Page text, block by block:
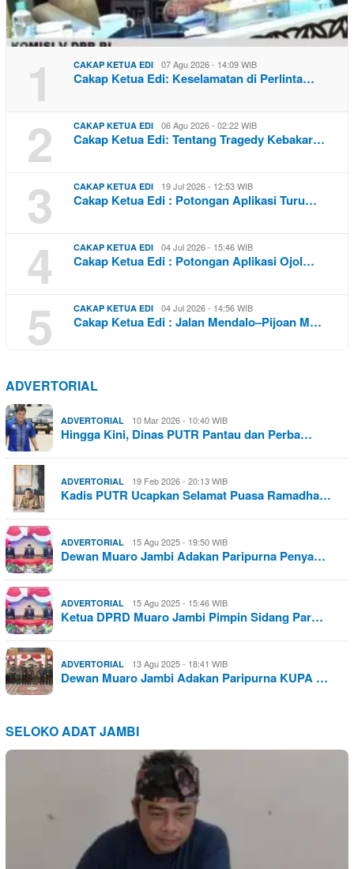
1 CAKAP KETUA EDI 07 Agu 2026 - 14:09 WIB
Cakap Ketua Edi: Keselamatan di Perlinta…
2 CAKAP KETUA EDI 06 Agu 2026 - 02:22 WIB
Cakap Ketua Edi: Tentang Tragedy Kebakar…
3 CAKAP KETUA EDI 19 Jul 2026 - 12:53 WIB
Cakap Ketua Edi : Potongan Aplikasi Turu…
4 CAKAP KETUA EDI 04 Jul 2026 - 15:46 WIB
Cakap Ketua Edi : Potongan Aplikasi Ojol…
5 CAKAP KETUA EDI 04 Jul 2026 - 14:56 WIB
Cakap Ketua Edi : Jalan Mendalo–Pijoan M…
ADVERTORIAL
ADVERTORIAL 10 Mar 2026 - 10:40 WIB
Hingga Kini, Dinas PUTR Pantau dan Perba…
ADVERTORIAL 19 Feb 2026 - 20:13 WIB
Kadis PUTR Ucapkan Selamat Puasa Ramadha…
ADVERTORIAL 15 Agu 2025 - 19:50 WIB
Dewan Muaro Jambi Adakan Paripurna Penya…
ADVERTORIAL 15 Agu 2025 - 15:46 WIB
Ketua DPRD Muaro Jambi Pimpin Sidang Par…
ADVERTORIAL 13 Agu 2025 - 18:41 WIB
Dewan Muaro Jambi Adakan Paripurna KUPA …
SELOKO ADAT JAMBI